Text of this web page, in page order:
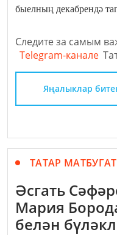
быелның декабрендә
Следите за самым
Telegram-канале
Яңалыклар
ТАТАР
Әсгать
Мария
белән